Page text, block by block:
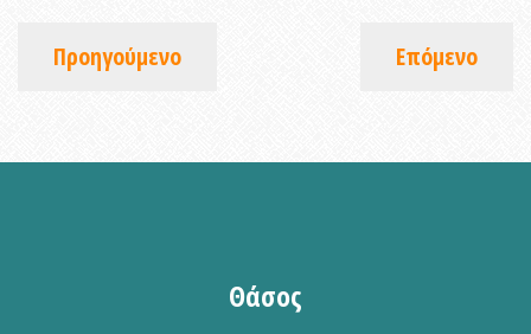
Προηγούμενο Επόμενο
Θάσος